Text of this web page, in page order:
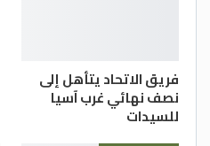
فريق الاتحاد يتأهل إلى
نصف نهائي غرب آسيا
للسيدات